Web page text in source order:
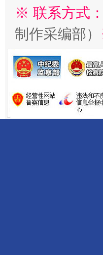
※ 联系方式：
制作采编部）